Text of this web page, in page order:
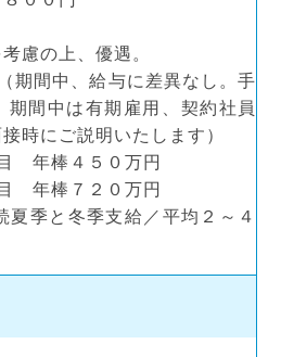
慮の上、優遇。
期間中、給与に差異なし。手
期間中は有期雇用、契約社員
時にご説明いたします）
年棒４５０万円
７２０万円
夏季と冬季支給／平均２～４